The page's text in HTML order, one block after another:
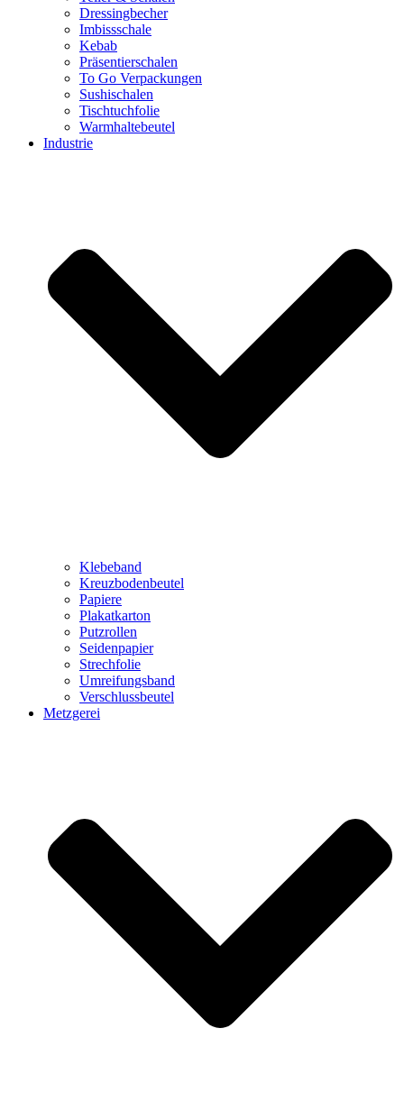
Dressingbecher
Imbissschale
Kebab
Präsentierschalen
To Go Verpackungen
Sushischalen
Tischtuchfolie
Warmhaltebeutel
Industrie
Klebeband
Kreuzbodenbeutel
Papiere
Plakatkarton
Putzrollen
Seidenpapier
Strechfolie
Umreifungsband
Verschlussbeutel
Metzgerei